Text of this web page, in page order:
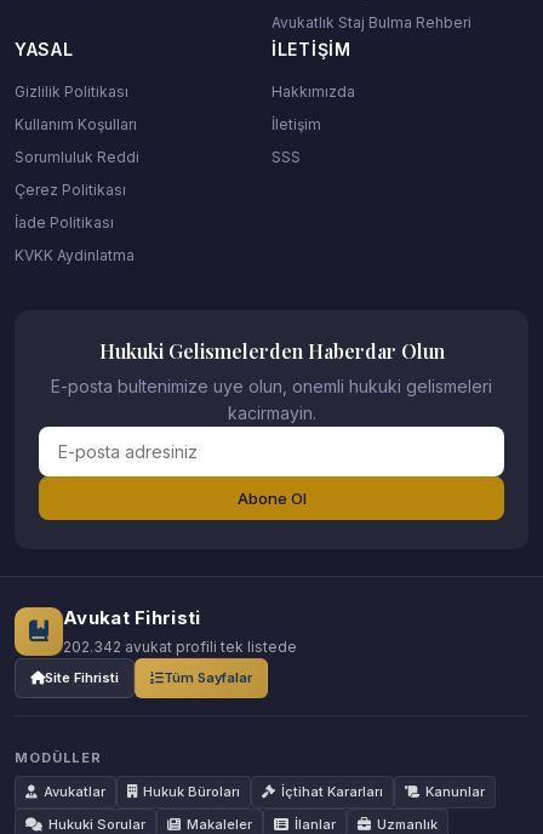
Avukatlık Staj Bulma Rehberi
YASAL
Gizlilik Politikası
Kullanım Koşulları
Sorumluluk Reddi
Çerez Politikası
İade Politikası
KVKK Aydinlatma
İLETIŞIM
Hakkımızda
İletişim
SSS
Hukuki Gelismelerden Haberdar Olun
E-posta bultenimize uye olun, onemli hukuki gelismeleri
kacirmayin.
Abone Ol
Avukat Fihristi
202.342 avukat profili tek listede
Site Fihristi Tüm Sayfalar
MODÜLLER
Avukatlar
Hukuk Büroları İçtihat Kararları
Kanunlar
Hukuki Sorular
Makaleler İlanlar
Uzmanlık